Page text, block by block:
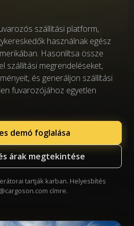
szállítási platform,
használnak egész
Hasonlítsa össze
szállítási megrendeléseket,
és generáljon szállítási
fuvarozójához egyetlen
demó foglalása
árak megtekintése
tartják karban. Helyesbítés
címre.